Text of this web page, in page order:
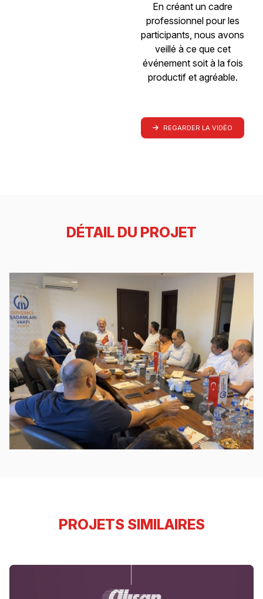
En créant un cadre
professionnel pour les
participants, nous avons
veillé à ce que cet
événement soit à la fois
productif et agréable.
REGARDER LA VIDÉO
DÉTAIL DU PROJET
PROJETS SIMILAIRES